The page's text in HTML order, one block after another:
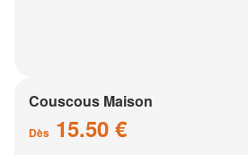
Couscous Maison
Dès 15.50 €